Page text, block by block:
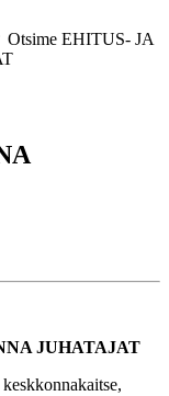
Otsime EHITUS- JA
JUHATAJAT